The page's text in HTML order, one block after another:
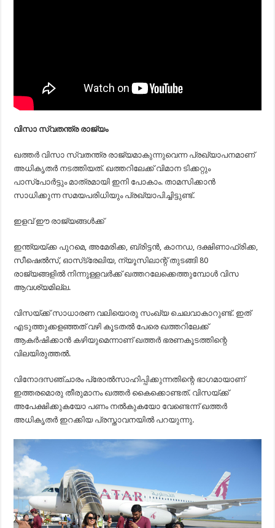
വിസാ സ്വതന്ത്ര രാജ്യം
ഖത്തര്‍ വിസാ സ്വതന്ത്ര രാജ്യമാകുന്നുവെന്ന പ്രഖ്യാപനമാണ്
അധികൃതര്‍ നടത്തിയത്. ഖത്തറിലേക്ക് വിമാന ടിക്കറ്റും
പാസ്‌പോര്‍ട്ടും മാത്രമായി ഇനി പോകാം. താമസിക്കാന്‍
സാധിക്കുന്ന സമയപരിധിയും പ്രഖ്യാപിച്ചിട്ടുണ്ട്.
ഇളവ് ഈ രാജ്യങ്ങള്‍ക്ക്
ഇന്ത്യയ്ക്ക പുറമെ, അമേരിക്ക, ബ്രിട്ടന്‍, കാനഡ, ദക്ഷിണാഫ്രിക്ക,
സീഷെല്‍സ്, ഓസ്‌ട്രേലിയ, ന്യൂസിലാന്റ് തുടങ്ങി 80
രാജ്യങ്ങളില്‍ നിന്നുള്ളവര്‍ക്ക് ഖത്തറലേക്കെത്തുമ്പോള്‍ വിസ
ആവശ്യമില്ല.
വിസയ്ക്ക് സാധാരണ വലിയൊരു സംഖ്യ ചെലവാകാറുണ്ട്. ഇത്
എടുത്തുക്കളഞ്ഞത് വഴി കൂടതല്‍ പേരെ ഖത്തറിലേക്ക്
ആകര്‍ഷിക്കാന്‍ കഴിയുമെന്നാണ് ഖത്തര്‍ ഭരണകൂടത്തിന്റെ
വിലയിരുത്തല്‍.
വിനോദസഞ്ചാരം പ്രോല്‍സാഹിപ്പിക്കുന്നതിന്റെ ഭാഗമായാണ്
ഇത്തരമൊരു തീരുമാനം ഖത്തര്‍ കൈക്കൊണ്ടത്. വിസയ്ക്ക്
അപേക്ഷിക്കുകയോ പണം നല്‍കുകയോ വേണ്ടെന്ന് ഖത്തര്‍
അധികൃതര്‍ ഇറക്കിയ പ്രസ്താവനയില്‍ പറയുന്നു.